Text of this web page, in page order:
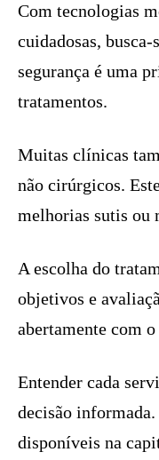
Com tecnologias
cuidadosas,
segurança é uma
tratamentos.
Muitas clínicas
não cirúrgicos.
melhorias sutis ou
A escolha do
objetivos e
abertamente com
Entender cada
decisão
disponíveis na